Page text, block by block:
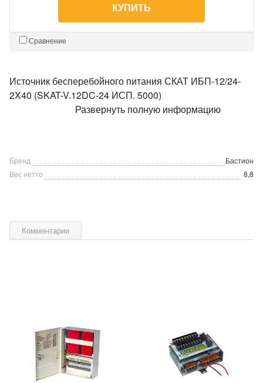
КУПИТЬ
Сравнение
Источник бесперебойного питания СКАТ ИБП-12/24-
2X40 (SKAT-V.12DC-24 ИСП. 5000)
Развернуть полную информацию
Бренд
Бастион
Вес нетто
8,8
Комментарии